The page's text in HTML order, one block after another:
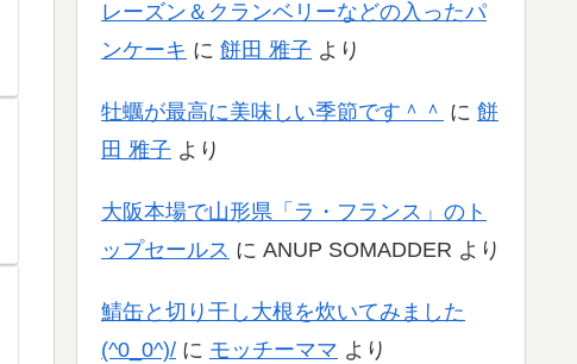
レーズン＆クランベリーなどの入ったパ
ンケーキ に 餅田 雅子 より
牡蠣が最高に美味しい季節です＾＾ に 餅
田 雅子 より
大阪本場で山形県「ラ・フランス」のト
ップセールス に ANUP SOMADDER より
鯖缶と切り干し大根を炊いてみました
(^0_0^)/ に モッチーママ より